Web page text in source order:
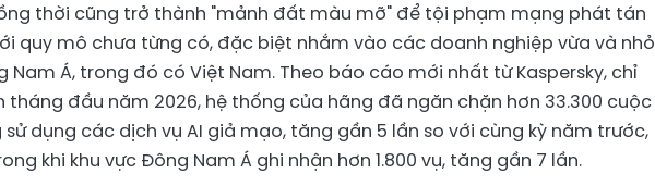
thời cũng trở thành "mảnh đất màu mỡ" để tội phạm mạng phát tán
quy mô chưa từng có, đặc biệt nhắm vào các doanh nghiệp vừa và nhỏ
Nam Á, trong đó có Việt Nam. Theo báo cáo mới nhất từ Kaspersky, chỉ
tháng đầu năm 2026, hệ thống của hãng đã ngăn chặn hơn 33.300 cuộc
dụng các dịch vụ AI giả mạo, tăng gần 5 lần so với cùng kỳ năm trước,
khi khu vực Đông Nam Á ghi nhận hơn 1.800 vụ, tăng gần 7 lần.